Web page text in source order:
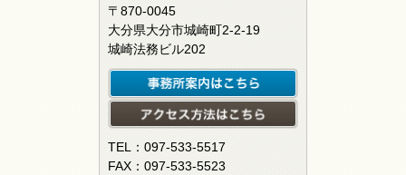
〒870-0045
大分県大分市城崎町2-2-19
城崎法務ビル202
TEL：097-533-5517
FAX：097-533-5523